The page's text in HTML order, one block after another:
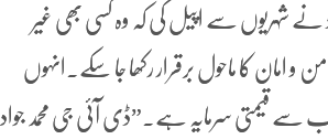
نے شہریوں سے اپیل کی کہ وہ کسی بھی غیر
و امان کا ماحول برقرار رکھا جا سکے۔انہوں
سب سے قیمتی سرمایہ ہے۔”ڈی آئی جی محمد جواد